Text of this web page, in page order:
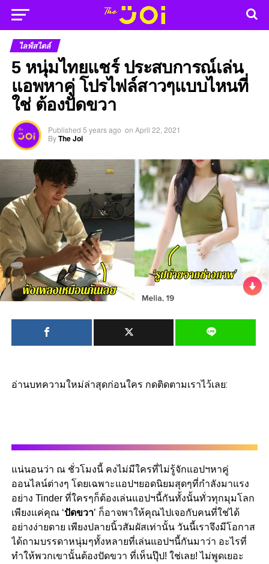
ไลฟ์สไตล์
5 หนุ่มไทยแชร์ ประสบการณ์เล่น
แอพหาคู่ โปรไฟล์สาวๆแบบไหนที่
ใช่ ต้องปัดขวา
Published 5 years ago on April 22, 2021
ByThe Joi
อ่านบทความใหม่ล่าสุดก่อนใคร กดติดตามเราไว้เลย:
แน่นอนว่า ณ ชั่วโมงนี้ คงไม่มีใครที่ไม่รู้จักแอปฯหาคู่
ออนไลน์ต่างๆ โดยเฉพาะแอปฯยอดนิยมสุดๆที่กำลังมาแรง
อย่าง Tinder ที่ใครๆก็ต้องเล่นแอปฯนี้กันทั้งนั้นทั่วทุกมุมโลก
เพียงแค่คุณ ‘ปัดขวา’ ก็อาจพาให้คุณไปเจอกับคนที่ใช่ได้
อย่างง่ายดาย เพียงปลายนิ้วสัมผัสเท่านั้น วันนี้เราจึงมีโอกาส
ได้ถามบรรดาหนุ่มๆทั้งหลายที่เล่นแอปฯนี้กันมาว่า อะไรที่
ทำให้พวกเขานั้นต้องปัดขวา ที่เห็นปุ๊ป! ใช่เลย! ไม่พูดเยอะ